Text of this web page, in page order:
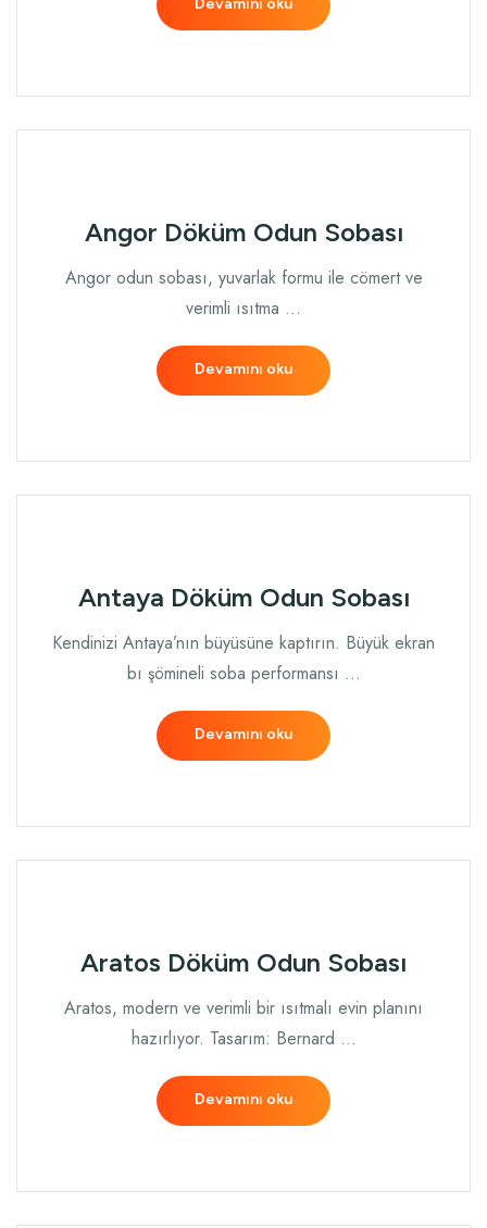
Devamını oku
Angor Döküm Odun Sobası
Angor odun sobası, yuvarlak formu ile cömert ve
verimli ısıtma …
Devamını oku
Antaya Döküm Odun Sobası
Kendinizi Antaya’nın büyüsüne kaptırın. Büyük ekran
bı şömineli soba performansı …
Devamını oku
Aratos Döküm Odun Sobası
Aratos, modern ve verimli bir ısıtmalı evin planını
hazırlıyor. Tasarım: Bernard …
Devamını oku